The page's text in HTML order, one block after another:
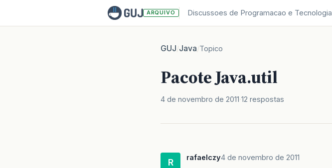
ARQUIVO Discussoes de Programacao e Tecnologia
GUJ/Java/Topico
Pacote Java.util
4 de novembro de 2011 12 respostas
R rafaelczy4 de novembro de 2011